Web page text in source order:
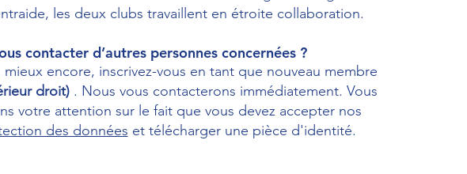
les deux clubs travaillent en étroite collaboration.
contacter d’autres personnes concernées ?
mieux encore, inscrivez-vous en tant que nouveau membre
droit) . Nous vous contacterons immédiatement. Vous
votre attention sur le fait que vous devez accepter nos
des données et télécharger une pièce d'identité.